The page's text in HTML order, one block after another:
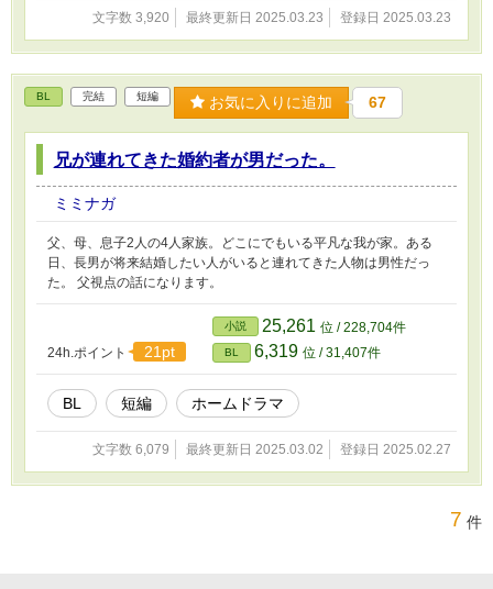
文字数 3,920 最終更新日 2025.03.23 登録日 2025.03.23
BL 完結 短編 お気に入りに追加 67
兄が連れてきた婚約者が男だった。
ミミナガ
父、母、息子2人の4人家族。どこにでもいる平凡な我が家。ある
日、長男が将来結婚したい人がいると連れてきた人物は男性だっ
た。 父視点の話になります。
24h.ポイント 21pt
小説 25,261 位 / 228,704件
BL 6,319 位 / 31,407件
BL 短編 ホームドラマ
文字数 6,079 最終更新日 2025.03.02 登録日 2025.02.27
7 件